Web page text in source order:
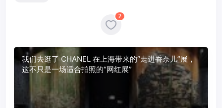
2
我们去逛了 CHANEL 在上海带来的“走进香奈儿”展，
这不只是一场适合拍照的“网红展”